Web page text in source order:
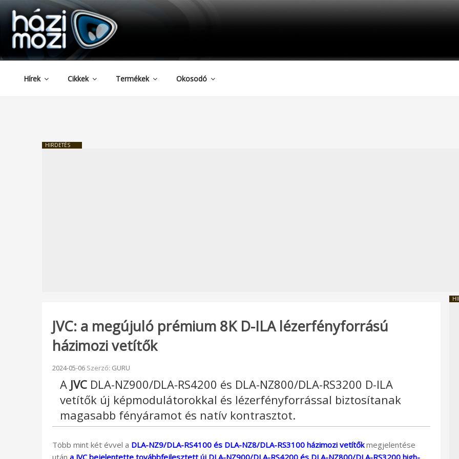
Tartalomhoz
HAZIMOZI
Hírek Cikkek Termékek Okosodó
HIRDETÉS
JVC: a megújuló prémium 8K D-ILA lézerfényforrású
házimozi vetítők
Beküldve:
2024-05-06 Szerző: GURU
A JVC DLA-NZ900/DLA-RS4200 és DLA-NZ800/DLA-RS3200 D-ILA
vetítők új képmodulátorokkal és lézerfényforrással biztosítanak
magasabb fényáramot és natív kontrasztot.
Több mint két évvel a DLA-NZ9/DLA-RS4100 és DLA-NZ8/DLA-RS3100 házimozi vetítőkmegjelentése
után a JVC bejelentette továbbfejlesztett új DLA-NZ900/DLA-RS4200 és DLA-NZ800/DLA-RS3200 high-